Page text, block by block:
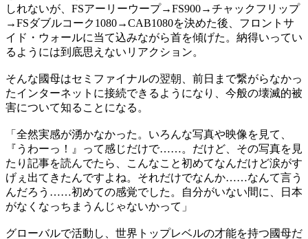
しれないが、FSアーリーウープ→FS900→チャックフリップ
→FSダブルコーク1080→CAB1080を決めた後、フロントサ
イド・ウォールに当て込みながら首を傾げた。納得いってい
るようには到底思えないリアクション。
そんな國母はセミファイナルの翌朝、前日まで繋がらなかっ
たインターネットに接続できるようになり、今般の壊滅的被
害について知ることになる。
「全然実感が湧かなかった。いろんな写真や映像を見て、
『うわーっ！』って感じだけで……。だけど、その写真を見
たり記事を読んでたら、こんなこと初めてなんだけど涙がす
げぇ出てきたんですよね。それだけでなんか……なんて言う
んだろう……初めての感覚でした。自分がいない間に、日本
がなくなっちまうんじゃないかって」
グローバルで活動し、世界トップレベルの才能を持つ國母だ